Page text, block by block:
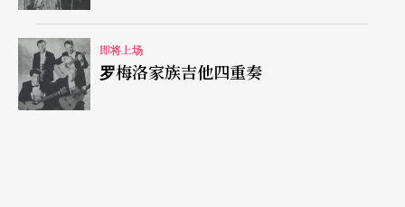
即将上场
罗梅洛家族吉他四重奏